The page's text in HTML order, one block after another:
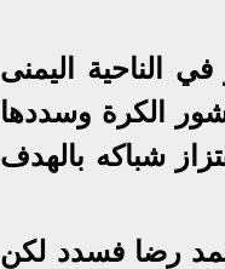
في الناحية اليمنى
الكرة وسددها
شباكه بالهدف
رضا فسدد لكن